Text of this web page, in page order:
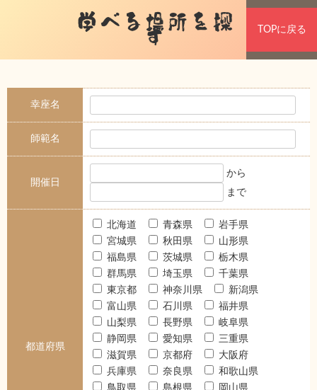
学べる場所を探
す TOPに戻る
幸座名
師範名
開催日
から
まで
都道府県
北海道 青森県
岩手県
宮城県
秋田県
山形県
福島県
茨城県
栃木県
群馬県
埼玉県
千葉県
東京都
神奈川県
新潟県
富山県
石川県
福井県
山梨県
長野県
岐阜県
静岡県
愛知県
三重県
滋賀県
京都府
大阪府
兵庫県
奈良県
和歌山県
鳥取県
島根県
岡山県